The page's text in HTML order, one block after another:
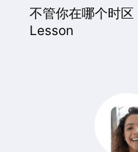
不管你在哪个时
Lesson